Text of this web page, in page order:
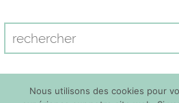
Nous utilisons des cookies pour